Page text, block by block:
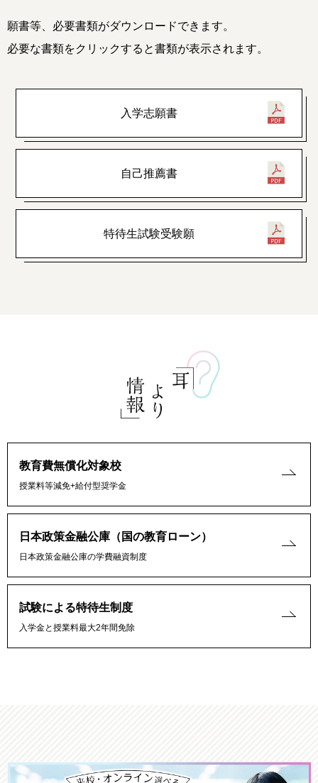
願書等、必要書類がダウンロードできます。
必要な書類をクリックすると書類が表示されます。
入学志願書
自己推薦書
特待生試験受験願
教育費無償化対象校
授業料等減免+給付型奨学金
日本政策金融公庫（国の教育ローン）
日本政策金融公庫の学費融資制度
試験による特待生制度
入学金と授業料最大2年間免除